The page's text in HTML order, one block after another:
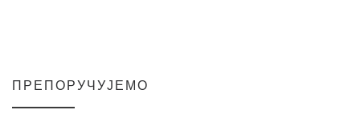
ПРЕПОРУЧУЈЕМО